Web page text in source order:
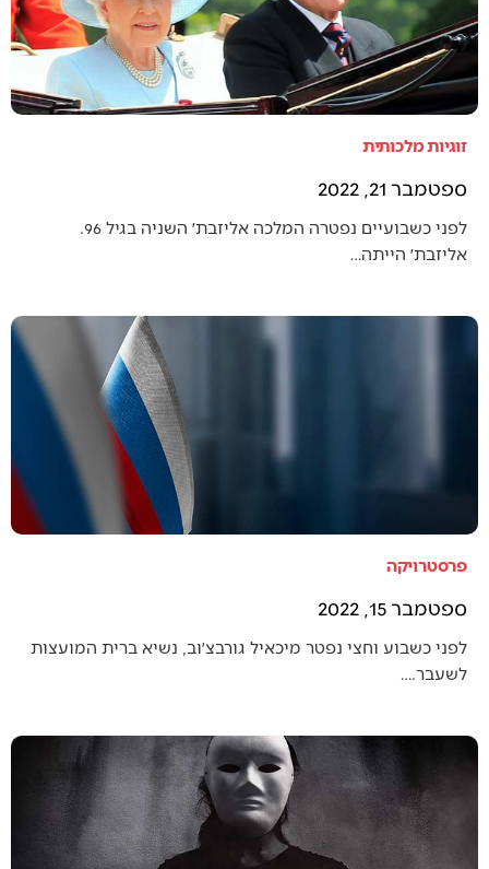
זוגיות מלכותית
ספטמבר 21, 2022
לפני כשבועיים נפטרה המלכה אליזבת׳ השניה בגיל 96.
אליזבת׳ הייתה…
פרסטרויקה
ספטמבר 15, 2022
לפני כשבוע וחצי נפטר מיכאיל גורבצ׳וב, נשיא ברית המועצות
לשעבר.…